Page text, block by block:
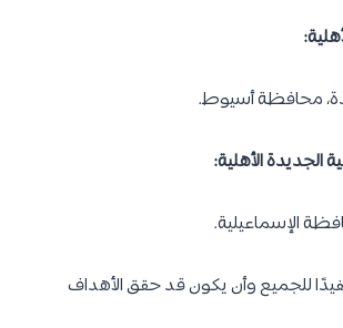
محافظة أسيوط.
الإسماعيلية.
للجميع وأن يكون قد حقق الأهداف